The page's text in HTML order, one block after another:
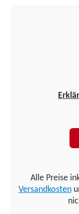
Alle Preise
Versandkosten